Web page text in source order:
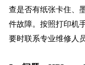
查是否有纸张卡住、
件故障。按照打印机
要时联系专业维修人员